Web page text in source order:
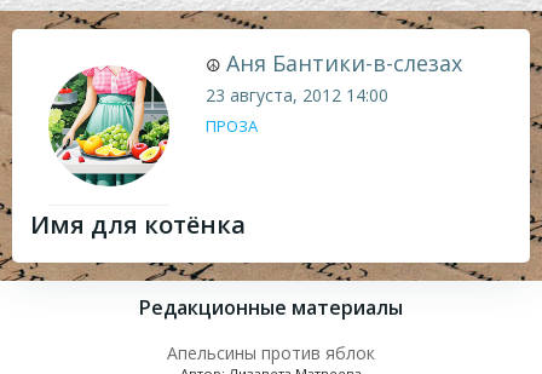
☮ Аня Бантики-в-слезах
23 августа, 2012 14:00
ПРОЗА
Имя для котёнка
Редакционные материалы
Апельсины против яблок